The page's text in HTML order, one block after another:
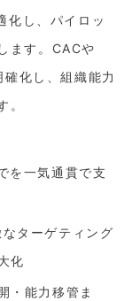
化し、パイロッ
ます。CACや
化し、組織能力
。
一気通貫で支
ターゲティング
化
・能力移管ま